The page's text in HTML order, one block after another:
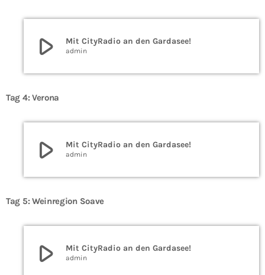
play_arrow Mit CityRadio an den Gardasee!
admin
Tag 4: Verona
play_arrow Mit CityRadio an den Gardasee!
admin
Tag 5: Weinregion Soave
play_arrow Mit CityRadio an den Gardasee!
admin